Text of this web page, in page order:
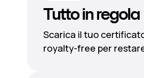
Tutto in regola
Scarica il tuo
royalty-free per